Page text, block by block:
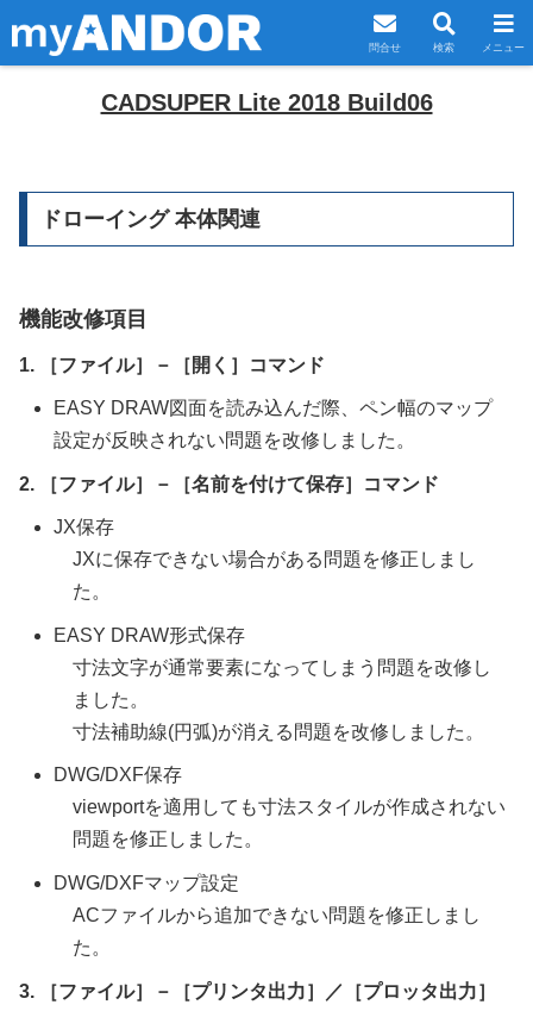
CADSUPER Lite 2018 Build06
ドローイング 本体関連
機能改修項目
1. ［ファイル］－［開く］コマンド
EASY DRAW図面を読み込んだ際、ペン幅のマップ
設定が反映されない問題を改修しました。
2. ［ファイル］－［名前を付けて保存］コマンド
JX保存
JXに保存できない場合がある問題を修正しまし
た。
EASY DRAW形式保存
寸法文字が通常要素になってしまう問題を改修し
ました。
寸法補助線(円弧)が消える問題を改修しました。
DWG/DXF保存
viewportを適用しても寸法スタイルが作成されない
問題を修正しました。
DWG/DXFマップ設定
ACファイルから追加できない問題を修正しまし
た。
3. ［ファイル］－［プリンタ出力］／［プロッタ出力］
問合せ 検索 メニュー